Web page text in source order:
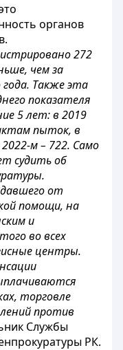
органов
272
чем за
Также эта
показателя
5 лет: в 2019
пыток, в
м – 722. Само
судить об
от
помощи, на
и
во всех
центры.
торговле
против
Службы
РК.